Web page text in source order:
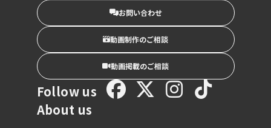
お問い合わせ
動画制作のご相談
動画掲載のご相談
Follow us
About us